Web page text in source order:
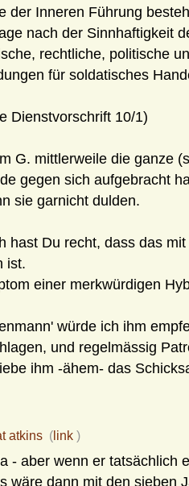
der Inneren Führung
nach der Sinnhaftigkeit
rechtliche, politische
für soldatisches
Dienstvorschrift 10/1)
G. mittlerweile die ganze
gegen sich aufgebracht
sie garnicht dulden.
hast Du recht, dass das
ist.
einer merkwürdigen
würde ich ihm
und regelmässig
ihm -ähem- das
atkins (link )
- aber wenn er tatsächlich
wäre dann mit den sieben